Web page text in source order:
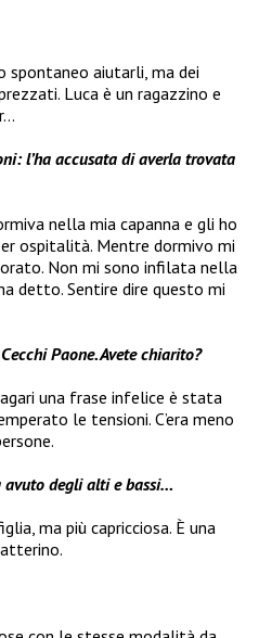
aiutarli, ma dei
Luca è un ragazzino e
l’ha accusata di averla trovata
nella mia capanna e gli ho
ospitalità. Mentre dormivo mi
Non mi sono infilata nella
detto. Sentire dire questo mi
Paone. Avete chiarito?
una frase infelice è stata
le tensioni. C’era meno
avuto degli alti e bassi…
ma più capricciosa. È una